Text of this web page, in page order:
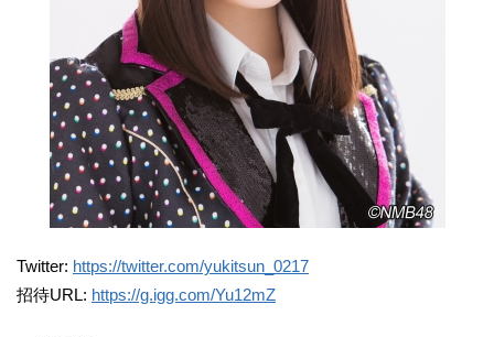
Twitter: https://twitter.com/yukitsun_0217
招待URL: https://g.igg.com/Yu12mZ